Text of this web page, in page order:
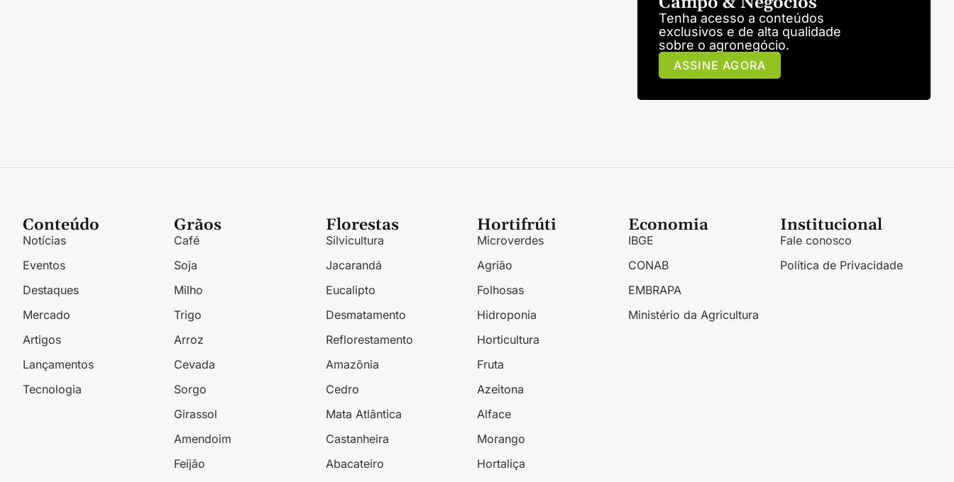
Tenha acesso a conteúdos
exclusivos e de alta qualidade
sobre o agronegócio.
ASSINE AGORA
Conteúdo
Notícias
Eventos
Destaques
Mercado
Artigos
Lançamentos
Tecnologia
Grãos
Café
Soja
Milho
Trigo
Arroz
Cevada
Sorgo
Girassol
Amendoim
Feijão
Florestas
Silvicultura
Jacarandá
Eucalipto
Desmatamento
Reflorestamento
Amazônia
Cedro
Mata Atlântica
Castanheira
Abacateiro
Hortifrúti
Microverdes
Agrião
Folhosas
Hidroponia
Horticultura
Fruta
Azeitona
Alface
Morango
Hortaliça
Economia
IBGE
CONAB
EMBRAPA
Ministério da Agricultura
Institucional
Fale conosco
Política de Privacidade